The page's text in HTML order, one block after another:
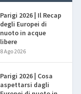
Parigi 2026 | Il Recap
degli Europei di
nuoto in acque
libere
8 Ago 2026
Parigi 2026 | Cosa
aspettarsi dagli